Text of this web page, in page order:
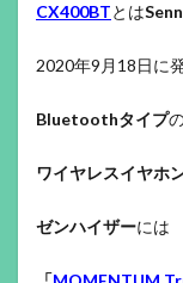
CX400BTとは
2020年9月18日に
Bluetoothタイプ
ワイヤレスイヤホ
ゼンハイザーには